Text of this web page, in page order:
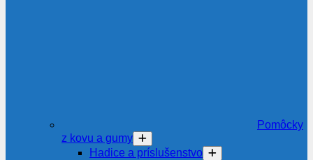
Pomôcky
z kovu a gumy
Hadice a príslušenstvo